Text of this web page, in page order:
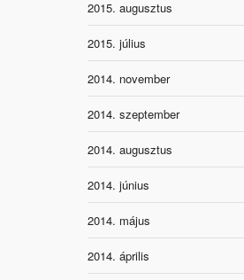
2015. augusztus
2015. július
2014. november
2014. szeptember
2014. augusztus
2014. június
2014. május
2014. április